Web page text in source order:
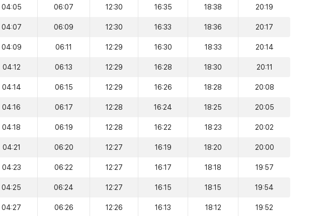
04:05 06:07 12:30 16:35 18:38 20:19
04:07 06:09 12:30 16:33 18:36 20:17
04:09 06:11 12:29 16:30 18:33 20:14
04:12 06:13 12:29 16:28 18:30 20:11
04:14 06:15 12:29 16:26 18:28 20:08
04:16 06:17 12:28 16:24 18:25 20:05
04:18 06:19 12:28 16:22 18:23 20:02
04:21 06:20 12:27 16:19 18:20 20:00
04:23 06:22 12:27 16:17 18:18 19:57
04:25 06:24 12:27 16:15 18:15 19:54
04:27 06:26 12:26 16:13 18:12 19:52